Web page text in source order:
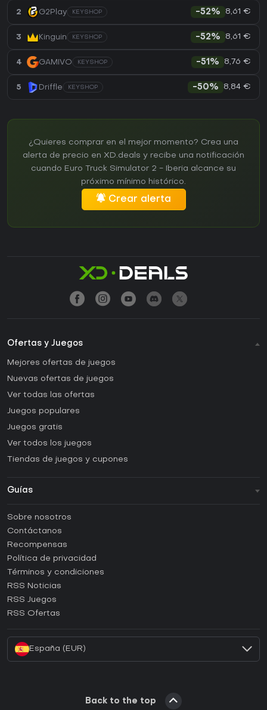
2 G2Play KEYSHOP -52% 8,61 €
3 Kinguin KEYSHOP -52% 8,61 €
4 GAMIVO KEYSHOP -51% 8,76 €
5 Driffle KEYSHOP -50% 8,84 €
¿Quieres comprar en el mejor momento? Crea una
alerta de precio en XD.deals y recibe una notificación
cuando Euro Truck Simulator 2 - Iberia alcance su
próximo mínimo histórico.
Crear alerta
Ofertas y Juegos
Mejores ofertas de juegos
Nuevas ofertas de juegos
Ver todas las ofertas
Juegos populares
Juegos gratis
Ver todos los juegos
Tiendas de juegos y cupones
Guías
Guías y tutoriales
¿Cómo activar una CD Key de Steam?
¿Cómo activar una CD Key de Epic Games?
¿Cómo activar una CD Key de GOG?
¿Cómo activar una CD Key de Ubisoft Connect?
Sobre nosotros
Contáctanos
Recompensas
Política de privacidad
Términos y condiciones
RSS Noticias
RSS Juegos
RSS Ofertas
España (EUR)
Back to the top